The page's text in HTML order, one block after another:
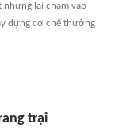
nhưng lại chạm vào
dựng cơ chế thưởng
trại